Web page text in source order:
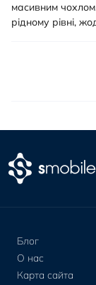
масивним
рідному рівні,
Блог
О нас
Карта сайта